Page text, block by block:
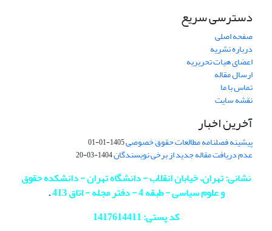
دسترسی سریع
صفحه اصلی
درباره نشریه
اعضای هیات تحریریه
ارسال مقاله
تماس با ما
نقشه سایت
آخرین اخبار
پیشینه فصلنامه مطالعات حقوق خصوصی1405-01-01
عدم دریافت مقاله جدید از برخی نویسندگان1404-03-20
نشانی: تهران، خیابان انقلاب - دانشگاه تهران - دانشکده حقوق
و علوم سیاسی - طبقه 4 - دفتر مجله - اتاق 413
.
کد پستی: 1417614411